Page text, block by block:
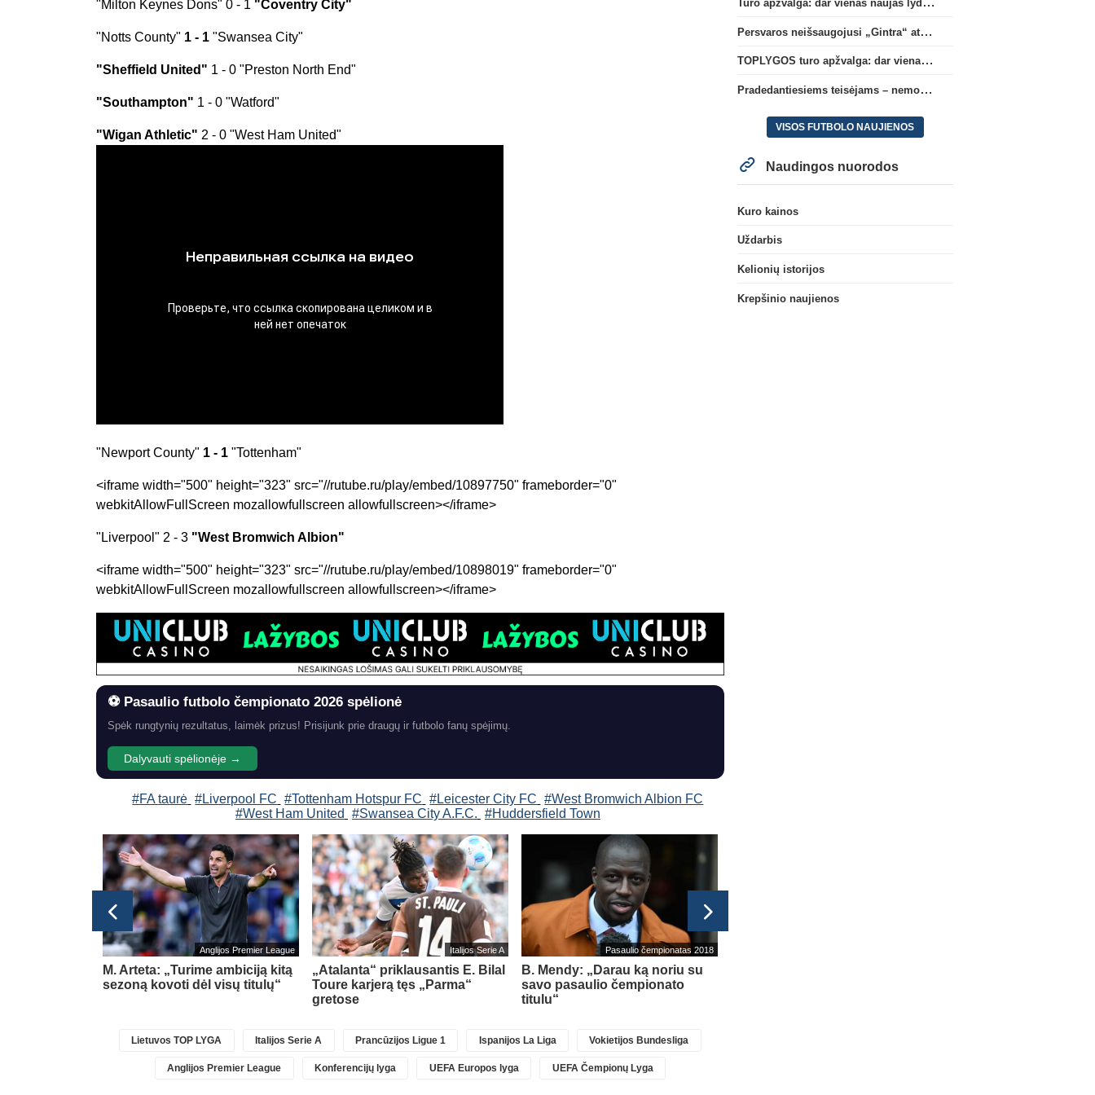
"Milton Keynes Dons" 0 - 1 "Coventry City"
"Notts County" 1 - 1 "Swansea City"
"Sheffield United" 1 - 0 "Preston North End"
"Southampton" 1 - 0 "Watford"
"Wigan Athletic" 2 - 0 "West Ham United"
"Newport County" 1 - 1 "Tottenham"
<iframe width="500" height="323" src="//rutube.ru/play/embed/10897750" frameborder="0"
webkitAllowFullScreen mozallowfullscreen allowfullscreen></iframe>
"Liverpool" 2 - 3 "West Bromwich Albion"
<iframe width="500" height="323" src="//rutube.ru/play/embed/10898019" frameborder="0"
webkitAllowFullScreen mozallowfullscreen allowfullscreen></iframe>
⚽ Pasaulio futbolo čempionato 2026 spėlionė
Spėk rungtynių rezultatus, laimėk prizus! Prisijunk prie draugų ir futbolo fanų spėjimų.
Dalyvauti spėlionėje →
#FA taurė #Liverpool FC #Tottenham Hotspur FC #Leicester City FC
#West Bromwich Albion FC
#West Ham United
#Swansea City A.F.C. #Huddersfield Town
Anglijos Premier League
M. Arteta: „Turime ambiciją kitą
sezoną kovoti dėl visų titulų“
Italijos Serie A
„Atalanta“ priklausantis E. Bilal
Toure karjerą tęs „Parma“
gretose
Pasaulio čempionatas 2018
B. Mendy: „Darau ką noriu su
savo pasaulio čempionato
titulu“
Lietuvos TOP LYGA Italijos Serie A Prancūzijos Ligue 1 Ispanijos La Liga Vokietijos Bundesliga
Anglijos Premier League Konferencijų lyga UEFA Europos lyga UEFA Čempionų Lyga
Persvaros neišsaugojusi „Gintra“ atrankos pusfinalyje nusileido Škotijos čempionėms
TOPLYGOS turo apžvalga: dar vienas naujas lyderis
Pradedantiesiems teisėjams – nemokamas seminaras Vilniuje šį penktadienį
VISOS FUTBOLO NAUJIENOS
Naudingos nuorodos
Kuro kainos
Uždarbis
Kelionių istorijos
Krepšinio naujienos